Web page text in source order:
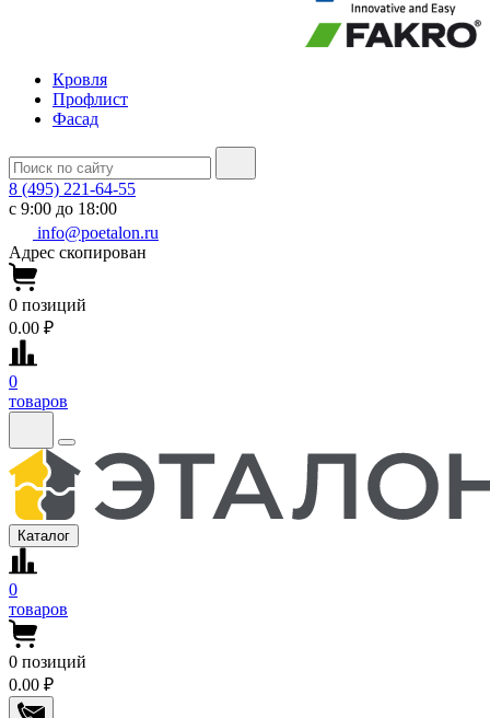
Кровля
Профлист
Фасад
8 (495) 221-64-55
с 9:00 до 18:00
info@poetalon.ru
Адрес скопирован
0 позиций
0.00 ₽
0
товаров
Каталог
0
товаров
0 позиций
0.00 ₽